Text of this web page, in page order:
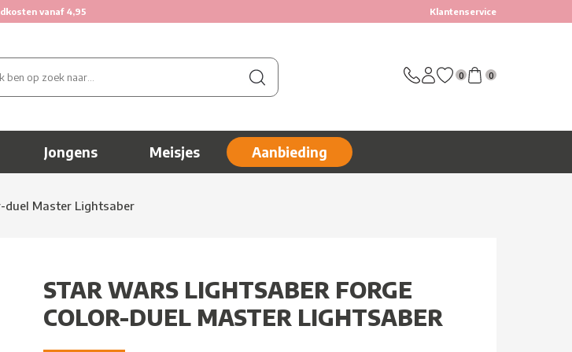
vanaf 4,95 Klantenservice
0 0
Jongens Meisjes Aanbieding
duel Master Lightsaber
STAR WARS LIGHTSABER FORGE
COLOR-DUEL MASTER LIGHTSABER